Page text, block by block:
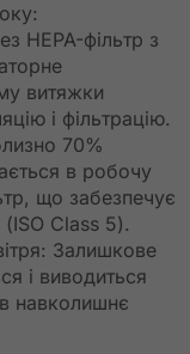
HEPA-фільтр з
витяжки
і фільтрацію.
70%
в робочу
що забезпечує
Class 5).
Залишкове
і виводиться
навколишнє